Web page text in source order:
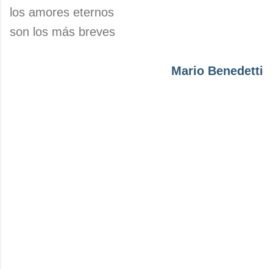
los amores eternos
son los más breves
Mario Benedetti